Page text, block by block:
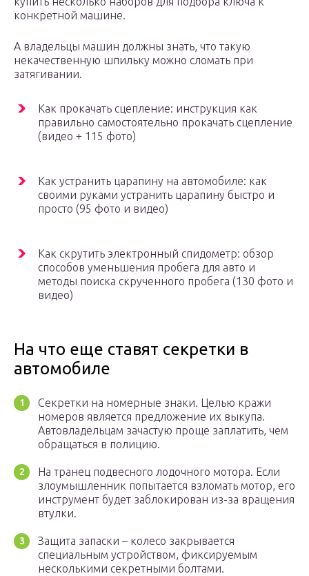
конкретной машине.
А владельцы машин должны знать, что такую
некачественную шпильку можно сломать при
затягивании.
Как прокачать сцепление: инструкция как
правильно самостоятельно прокачать сцепление
(видео + 115 фото)
Как устранить царапину на автомобиле: как
своими руками устранить царапину быстро и
просто (95 фото и видео)
Как скрутить электронный спидометр: обзор
способов уменьшения пробега для авто и
методы поиска скрученного пробега (130 фото и
видео)
На что еще ставят секретки в
автомобиле
Секретки на номерные знаки. Целью кражи
номеров является предложение их выкупа.
Автовладельцам зачастую проще заплатить, чем
обращаться в полицию.
На транец подвесного лодочного мотора. Если
злоумышленник попытается взломать мотор, его
инструмент будет заблокирован из-за вращения
втулки.
Защита запаски – колесо закрывается
специальным устройством, фиксируемым
несколькими секретными болтами.